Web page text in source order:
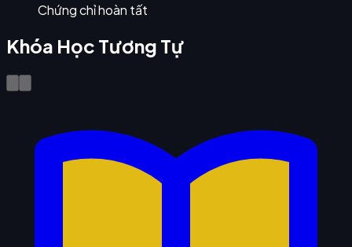
Chứng chỉ hoàn tất
Khóa Học Tương Tự